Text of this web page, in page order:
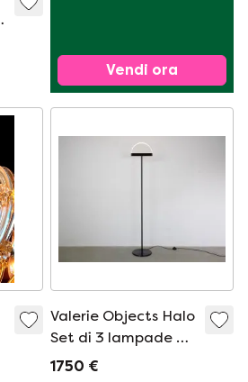
Vendi ora
Valerie Objects Halo
Set di 3 lampade da
terra, sospensione e
1750 €